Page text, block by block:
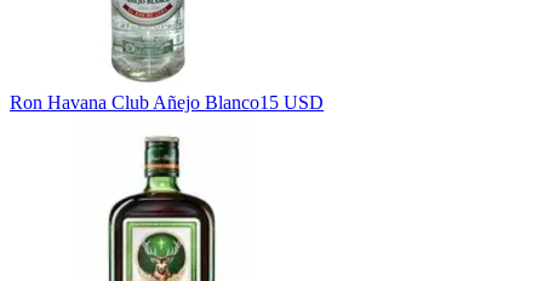
Ron Havana Club Añejo Blanco15 USD